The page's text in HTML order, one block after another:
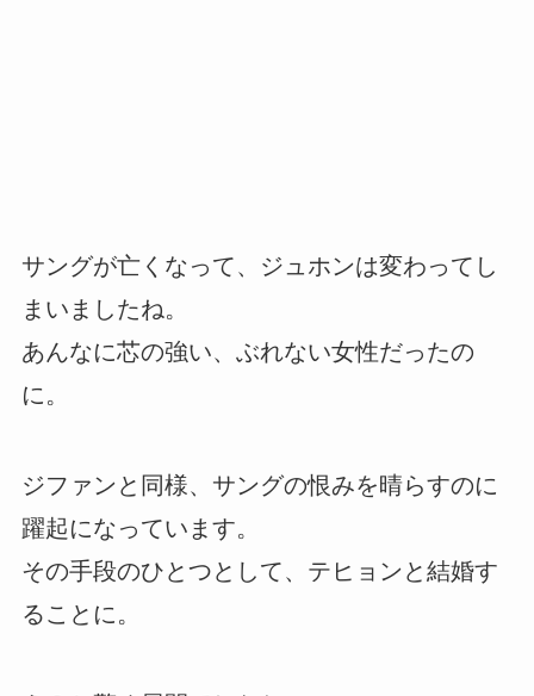
サングが亡くなって、ジュホンは変わってし
まいましたね。
あんなに芯の強い、ぶれない女性だったの
に。
ジファンと同様、サングの恨みを晴らすのに
躍起になっています。
その手段のひとつとして、テヒョンと結婚す
ることに。